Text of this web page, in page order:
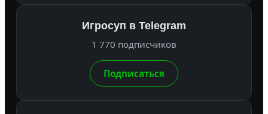
Игросуп в Telegram
1 770 подписчиков
Подписаться